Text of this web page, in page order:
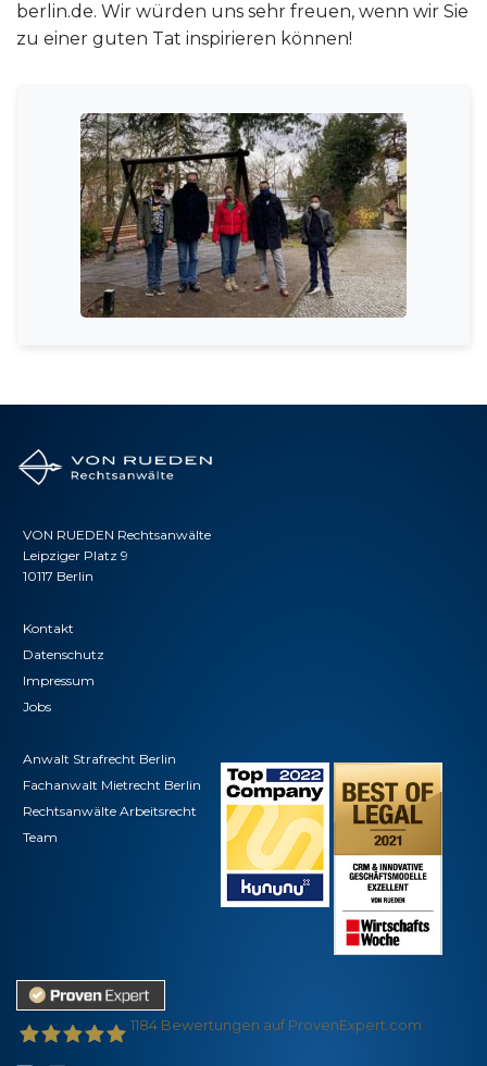
berlin.de. Wir würden uns sehr freuen, wenn wir Sie
zu einer guten Tat inspirieren können!
VON RUEDEN Rechtsanwälte
Leipziger Platz 9
10117 Berlin
Kontakt
Datenschutz
Impressum
Jobs
Anwalt Strafrecht Berlin
Fachanwalt Mietrecht Berlin
Rechtsanwälte Arbeitsrecht
Team
1184 Bewertungen auf ProvenExpert.com